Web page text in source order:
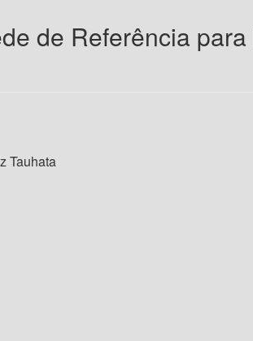
de Referência
Tauhata